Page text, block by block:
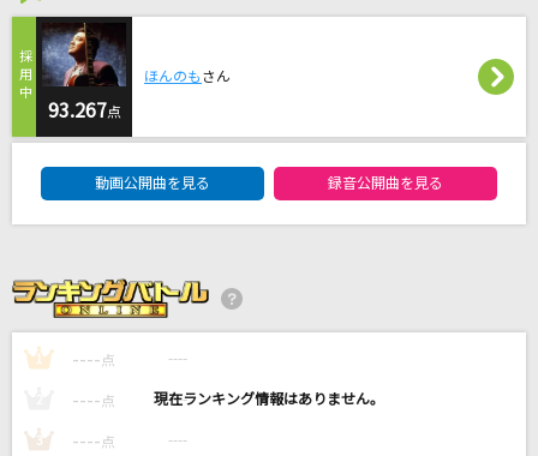
real Emotion
倖田來未
君が代
国歌
タッチ
岩崎良美
ファミリア
にじさんじ
93.267点
ほんのも さん
動画公開曲を見る 録音公開曲を見る
1 ---- 点 ----
---- 点 ----
3 ---- 点 ----